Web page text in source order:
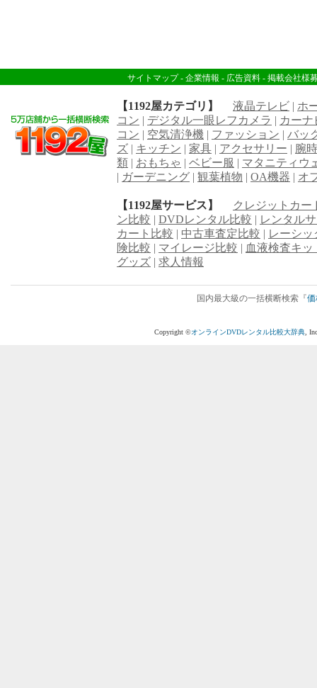
サイトマップ- 企業情報 - 広告資料 - 掲載会社様
【1192屋カテゴリ】 液晶テレビ | ホ
コン | デジタル一眼レフカメラ | カーナ
コン | 空気清浄機 | ファッション | バッ
ズ | キッチン | 家具 | アクセサリー | 腕
類 | おもちゃ | ベビー服 | マタニティウ
| ガーデニング | 観葉植物 | OA機器 | オ
【1192屋サービス】
クレジットカー
ン比較 | DVDレンタル比較 | レンタル
カート比較 | 中古車査定比較 | レーシッ
険比較 | マイレージ比較 | 血液検査キッ
グッズ | 求人情報
国内最大級の一括横断検索『価
Copyright ©オンラインDVDレンタル比較大辞典 ,